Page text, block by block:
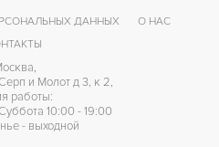
ДАННЫХ
О НАС
и Молот д 3, к 2,
работы:
10:00 - 19:00
- выходной